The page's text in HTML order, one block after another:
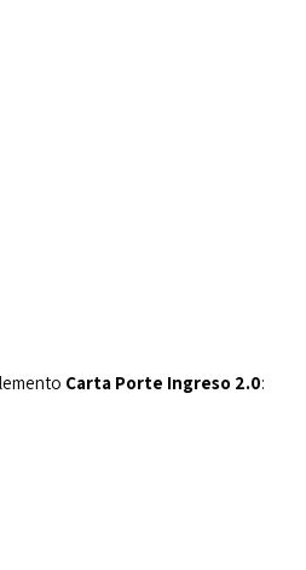
Carta Porte Ingreso 2.0: